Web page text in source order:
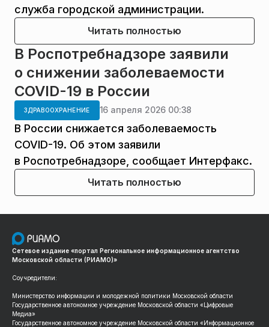
служба городской администрации.
Читать полностью
В Роспотребнадзоре заявили
о снижении заболеваемости
COVID-19 в России
ЗДРАВООХРАНЕНИЕ 16 апреля 2026 00:38
В России снижается заболеваемость
COVID-19. Об этом заявили
в Роспотребнадзоре, сообщает Интерфакс.
Читать полностью
Сетевое издание «портал Региональное информационное агентство
Московской области (РИАМО)»
Соучредители:
Министерство информации и молодежной политики Московской области
Государственное автономное учреждение Московской области «Цифровые
Медиа»
Государственное автономное учреждение Московской области «Информационное